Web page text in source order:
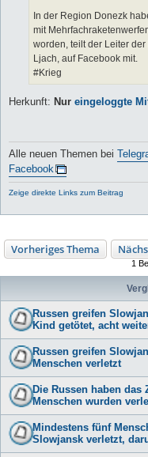
In der Region Donezk
mit
worden, teilt der Leiter
Ljach, auf Facebook mit.
#Krieg
Herkunft: Nur eingeloggte
Alle neuen Themen bei
Facebook
Zeige direkte Links zum Beitrag
Vorheriges Thema
1
Russen greifen
Kind getötet, acht
Russen greifen
Menschen verletzt
Die Russen haben
Menschen wurden
Mindestens fünf
Slowjansk verletzt,